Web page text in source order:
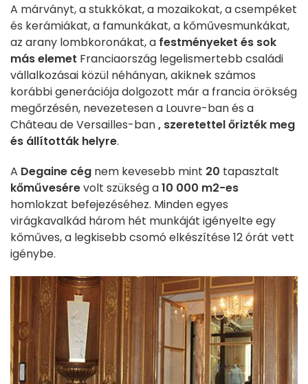
A márványt, a stukkókat, a mozaikokat, a csempéket
és kerámiákat, a famunkákat, a kőművesmunkákat,
az arany lombkoronákat, a festményeket és sok
más elemet Franciaország legelismertebb családi
vállalkozásai közül néhányan, akiknek számos
korábbi generációja dolgozott már a francia örökség
megőrzésén, nevezetesen a Louvre-ban és a
Château de Versailles-ban, szeretettel őrizték meg
és állították helyre.
A Degaine cég nem kevesebb mint 20 tapasztalt
kőművesérevolt szükség a10 000 m2-es
homlokzat befejezéséhez. Minden egyes
virágkavalkád három hét munkáját igényelte egy
kőműves, a legkisebb csomó elkészítése 12 órát vett
igénybe.